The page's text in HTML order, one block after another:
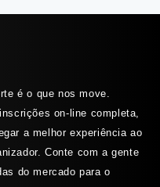
é o que nos move.
on-line completa,
a melhor experiência ao
Conte com a gente
do mercado para o